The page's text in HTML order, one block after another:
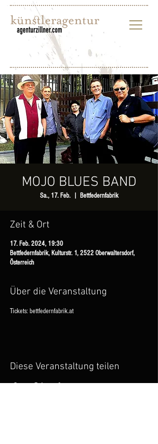
MOJO BLUES BAND
Sa., 17. Feb.
  |
Bettfedernfabrik
Zeit & Ort
17. Feb. 2024, 19:30
Bettfedernfabrik, Kulturstr. 1, 2522 Oberwaltersdorf,
Österreich
Über die Veranstaltung
Tickets: bettfedernfabrik.at
Diese Veranstaltung teilen